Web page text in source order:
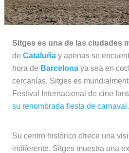
Sitges es una de las ciudades
de Cataluñay apenas se
hora de Barcelonaya sea en
cercanías. Sitges es
Festival Internacional de cine
su renombrada fiesta de carnaval .
Su centro histórico ofrece una
indiferente. Sitges muestra una